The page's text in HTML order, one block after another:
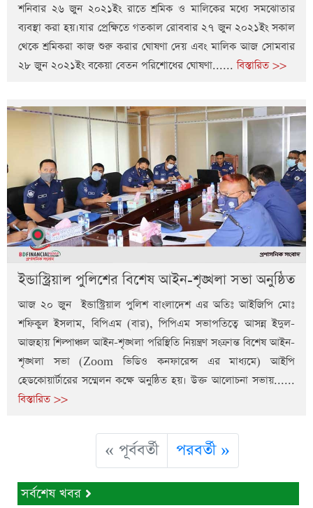
শনিবার ২৬ জুন ২০২১ইং রাতে শ্রমিক ও মালিকের মধ্যে সমঝোতার
ব্যবস্থা করা হয়।যার প্রেক্ষিতে গতকাল রোববার ২৭ জুন ২০২১ইং সকাল
থেকে শ্রমিকরা কাজ শুরু করার ঘোষণা দেয় এবং মালিক আজ সোমবার
২৮ জুন ২০২১ইং বকেয়া বেতন পরিশোধের ঘোষণা......বিস্তারিত >>
ইন্ডাস্ট্রিয়াল পুলিশের বিশেষ আইন-শৃঙ্খলা সভা অনুষ্ঠিত
আজ ২০ জুন ইন্ডাস্ট্রিয়াল পুলিশ বাংলাদেশ এর অতিঃ আইজিপি মোঃ
শফিকুল ইসলাম, বিপিএম (বার), পিপিএম সভাপতিত্বে আসন্ন ইদুল-
আজহায় শিল্পাঞ্চল আইন-শৃঙ্খলা পরিস্থিতি নিয়ন্ত্রণ সংক্রান্ত বিশেষ আইন-
শৃঙ্খলা সভা (Zoom ভিডিও কনফারেন্স এর মাধ্যমে) আইপি
হেডকোয়ার্টারের সম্মেলন কক্ষে অনুষ্ঠিত হয়। উক্ত আলোচনা সভায়......
বিস্তারিত >>
« পূর্ববর্তী পরবর্তী »
সর্বশেষ খবর